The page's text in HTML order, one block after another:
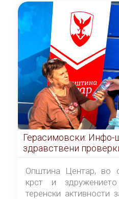
Герасимовски: Инфо-
здравствени
граѓаните во услови
Општина Центар, во
крст и
теренски